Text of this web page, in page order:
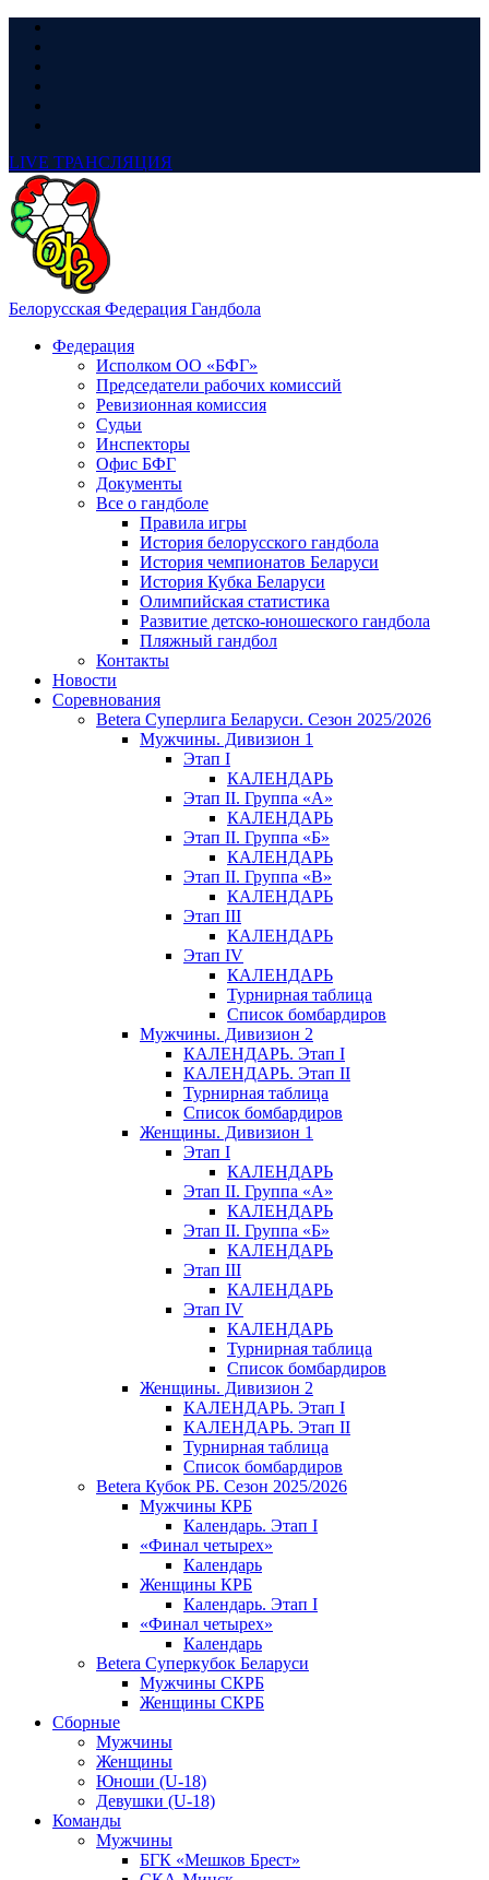
LIVE ТРАНСЛЯЦИЯ
Белорусская Федерация Гандбола
Федерация
Исполком ОО «БФГ»
Председатели рабочих комиссий
Ревизионная комиссия
Судьи
Инспекторы
Офис БФГ
Документы
Все о гандболе
Правила игры
История белорусского гандбола
История чемпионатов Беларуси
История Кубка Беларуси
Олимпийская статистика
Развитие детско-юношеского гандбола
Пляжный гандбол
Контакты
Новости
Соревнования
Betera Суперлига Беларуси. Сезон 2025/2026
Мужчины. Дивизион 1
Этап I
КАЛЕНДАРЬ
Этап II. Группа «А»
КАЛЕНДАРЬ
Этап II. Группа «Б»
КАЛЕНДАРЬ
Этап II. Группа «В»
КАЛЕНДАРЬ
Этап III
КАЛЕНДАРЬ
Этап IV
КАЛЕНДАРЬ
Турнирная таблица
Список бомбардиров
Мужчины. Дивизион 2
КАЛЕНДАРЬ. Этап I
КАЛЕНДАРЬ. Этап II
Турнирная таблица
Список бомбардиров
Женщины. Дивизион 1
Этап I
КАЛЕНДАРЬ
Этап II. Группа «А»
КАЛЕНДАРЬ
Этап II. Группа «Б»
КАЛЕНДАРЬ
Этап III
КАЛЕНДАРЬ
Этап IV
КАЛЕНДАРЬ
Турнирная таблица
Список бомбардиров
Женщины. Дивизион 2
КАЛЕНДАРЬ. Этап I
КАЛЕНДАРЬ. Этап II
Турнирная таблица
Список бомбардиров
Betera Кубок РБ. Сезон 2025/2026
Мужчины КРБ
Календарь. Этап I
«Финал четырех»
Календарь
Женщины КРБ
Календарь. Этап I
«Финал четырех»
Календарь
Betera Суперкубок Беларуси
Мужчины СКРБ
Женщины СКРБ
Сборные
Мужчины
Женщины
Юноши (U-18)
Девушки (U-18)
Команды
Мужчины
БГК «Мешков Брест»